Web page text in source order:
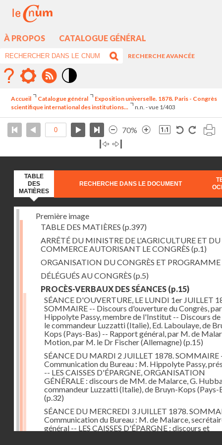
À PROPOS CATALOGUE GÉNÉRAL
RECHERCHE AVANCÉE
élévé
Accueil Catalogue général
Exposition universelle. 1878. Paris - Congrès
scientifique international des institutions...
n.n. - vue 1/403
70%
TABLE
DES
MATIÈRES
RECHERCHE DANS LE DOCUMENT
Première image
TABLE DES MATIÈRES (p.397)
ARRÊTÉ DU MINISTRE DE L'AGRICULTURE ET DU
COMMERCE AUTORISANT LE CONGRÈS (p.1)
ORGANISATION DU CONGRÈS ET PROGRAMME
DÉLÉGUÉS AU CONGRÈS (p.5)
PROCÈS-VERBAUX DES SÉANCES (p.15)
SÉANCE D'OUVERTURE, LE LUNDI 1er JUILLET
SOMMAIRE -- Discours d'ouverture du Congrès,
Hippolyte Passy, membre de l'Institut -- Discours
le commandeur Luzzatti (Italie), Ed. Laboulaye, de
Kops (Pays-Bas) -- Rapport général, par M. de
Motion, par M. le Dr Fischer (Allemagne) (p.15)
SÉANCE DU MARDI 2 JUILLET 1878. SOMMAIRE
Communication du Bureau : M. Hippolyte Passy,
-- LES CAISSES D'ÉPARGNE, ORGANISATION
GÉNÉRALE : discours de MM. de Malarce, G.
commandeur Luzzatti (Italie), de Bruyn-Kops (Pays-
(p.32)
SÉANCE DU MERCREDI 3 JUILLET 1878.
Communication du Bureau : M. de Malarce,
général -- LES CAISSES D'ÉPARGNE : discours et